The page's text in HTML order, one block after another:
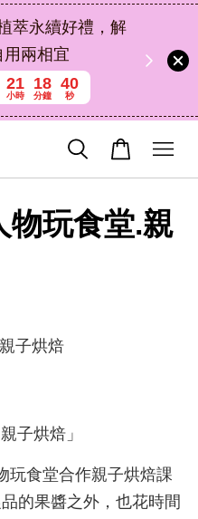
萃永續好禮，解
兩相宜
21
小時
18
分鐘
40
秒
物玩食堂.親
子烘焙」
玩食堂合作親子烘焙課
的果醬之外，也花時間